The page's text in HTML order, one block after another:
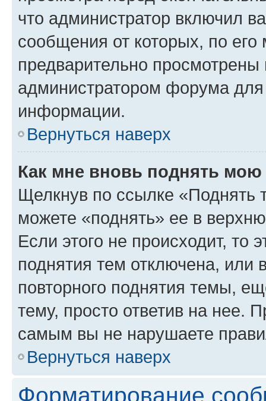
что администратор включил
сообщения от которых, по
предварительно
администратором форума
информации.
Вернуться наверх
Как мне вновь поднять мою
Щелкнув по ссылке «Поднять
можете «поднять» ее в
Если этого не происходит, то
поднятия тем отключена, или
повторного поднятия темы,
тему, просто ответив на нее.
самым вы не нарушаете
Вернуться наверх
Форматирование